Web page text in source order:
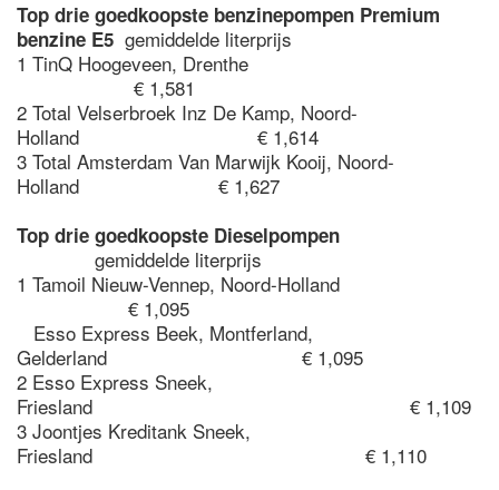
Top drie goedkoopste benzinepompen Premium
benzine E5 gemiddelde literprijs
1 TinQ Hoogeveen, Drenthe
€ 1,581
2 Total Velserbroek Inz De Kamp, Noord-
Holland € 1,614
3 Total Amsterdam Van Marwijk Kooij, Noord-
Holland € 1,627
Top drie goedkoopste Dieselpompen
gemiddelde literprijs
1 Tamoil Nieuw-Vennep, Noord-Holland
€ 1,095
Esso Express Beek, Montferland,
Gelderland € 1,095
2 Esso Express Sneek,
Friesland € 1,109
3 Joontjes Kreditank Sneek,
Friesland € 1,110